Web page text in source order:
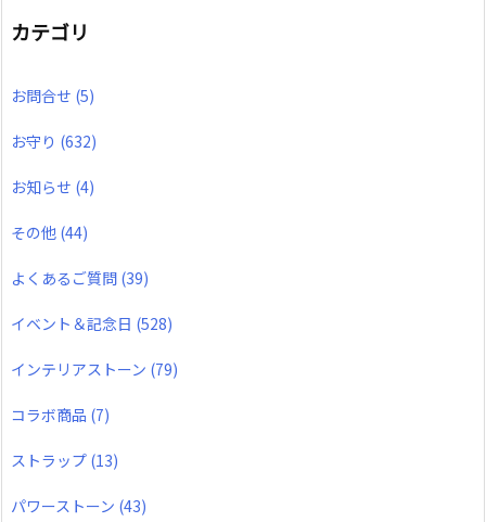
カテゴリ
お問合せ (5)
お守り (632)
お知らせ (4)
その他 (44)
よくあるご質問 (39)
イベント＆記念日 (528)
インテリアストーン (79)
コラボ商品 (7)
ストラップ (13)
パワーストーン (43)